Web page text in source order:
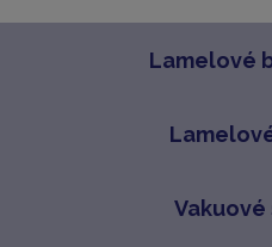
Lamelové
Vakuové